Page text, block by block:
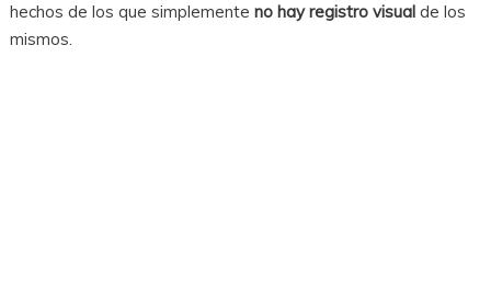
hechos de los que simplemente no hay registro visualde los
mismos.